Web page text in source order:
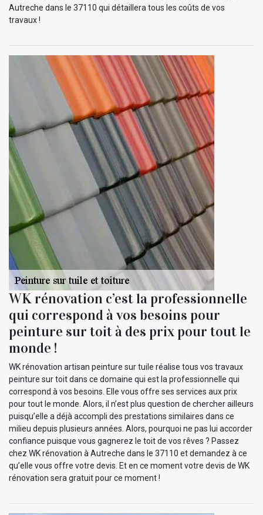
Autreche dans le 37110 qui détaillera tous les coûts de vos
travaux !
WK rénovation c’est la professionnelle
qui correspond à vos besoins pour
peinture sur toit à des prix pour tout le
monde !
WK rénovation artisan peinture sur tuile réalise tous vos travaux
peinture sur toit dans ce domaine qui est la professionnelle qui
correspond à vos besoins. Elle vous offre ses services aux prix
pour tout le monde. Alors, il n’est plus question de chercher ailleurs
puisqu’elle a déjà accompli des prestations similaires dans ce
milieu depuis plusieurs années. Alors, pourquoi ne pas lui accorder
confiance puisque vous gagnerez le toit de vos rêves ? Passez
chez WK rénovation à Autreche dans le 37110 et demandez à ce
qu’elle vous offre votre devis. Et en ce moment votre devis de WK
rénovation sera gratuit pour ce moment !